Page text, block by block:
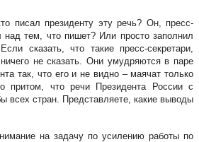
писал президенту эту речь? Он, пресс-
тем, что пишет? Или просто заполнил
сказать, что такие пресс-секретари,
не сказать. Они умудряются в паре
так, что его и не видно – маячат только
притом, что речи Президента России с
всех стран. Представляете, какие выводы
на задачу по усилению работы по